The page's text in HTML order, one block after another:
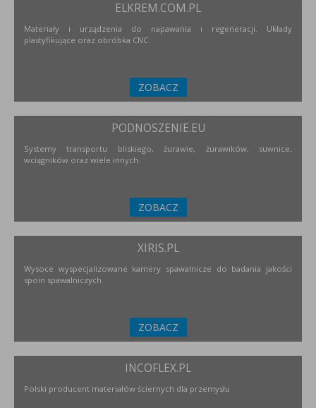
ELKREM.COM.PL
Materiały i urządzenia do napawania i regeneracji. Układy
plastyfikujące oraz obróbka CNC.
ZOBACZ
PODNOSZENIE.EU
Systemy transportu bliskiego, żurawie, żurawików, suwnice,
wciągników oraz wiele innych.
ZOBACZ
XIRIS.PL
Wysoce wyspecjalizowane kamery spawalnicze do badania jakości
spoin spawalniczych
ZOBACZ
INCOFLEX.PL
Polski producent materiałów ściernych dla przemysłu